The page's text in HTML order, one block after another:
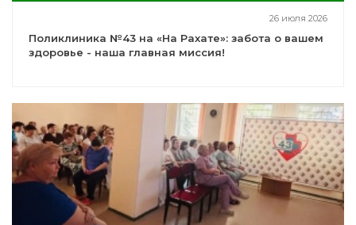
26 июля 2026
Поликлиника №43 на «На Рахате»: забота о вашем
здоровье - наша главная миссия!